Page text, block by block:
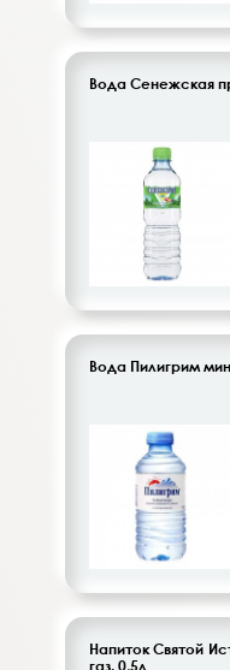
Вода Сенежская
Вода Пилигрим
Напиток Святой
газ. 0,5л